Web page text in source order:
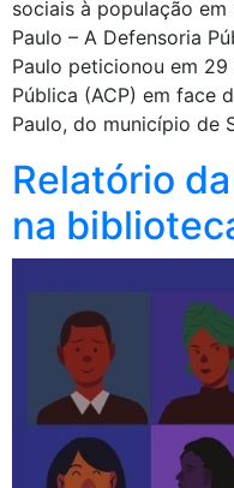
sociais à população em
Paulo – A Defensoria
Paulo peticionou em
Pública (ACP) em face
Paulo, do município de
Relatório
na